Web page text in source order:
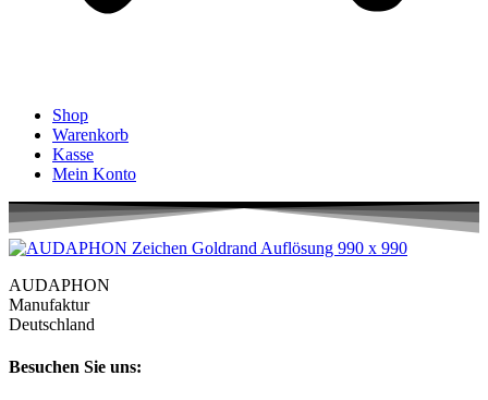
Shop
Warenkorb
Kasse
Mein Konto
AUDAPHON
Manufaktur
Deutschland
Besuchen Sie uns: